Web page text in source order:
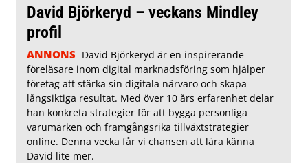
David Björkeryd – veckans Mindley
profil
ANNONS David Björkeryd är en inspirerande
föreläsare inom digital marknadsföring som hjälper
företag att stärka sin digitala närvaro och skapa
långsiktiga resultat. Med över 10 års erfarenhet delar
han konkreta strategier för att bygga personliga
varumärken och framgångsrika tillväxtstrategier
online. Denna vecka får vi chansen att lära känna
David lite mer.